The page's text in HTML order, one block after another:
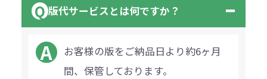
版代サービスとは何ですか？
お客様の版をご納品日より約6ヶ月
間、保管しております。